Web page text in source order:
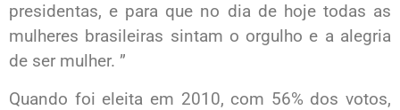
presidentas, e para que no dia de hoje todas as
mulheres brasileiras sintam o orgulho e a alegria
de ser mulher. ”
Quando foi eleita em 2010, com 56% dos votos,